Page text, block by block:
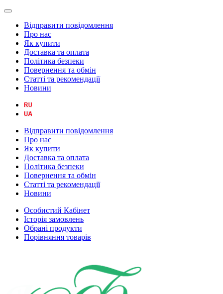
Відправити повідомлення
Про нас
Як купити
Доставка та оплата
Політика безпеки
Повернення та обмін
Статті та рекомендації
Новини
Відправити повідомлення
Про нас
Як купити
Доставка та оплата
Політика безпеки
Повернення та обмін
Статті та рекомендації
Новини
Особистий Кабінет
Історія замовлень
Обрані продукти
Порівняння товарів